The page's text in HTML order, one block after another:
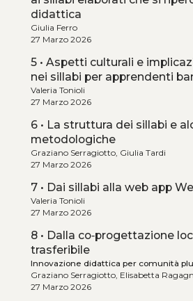
didattica
Giulia Ferro
27 Marzo 2026
5 • Aspetti culturali e
nei sillabi per apprendenti
Valeria Tonioli
27 Marzo 2026
6 • La struttura dei sillabi e
metodologiche
Graziano Serragiotto, Giulia Tardi
27 Marzo 2026
7 • Dai sillabi alla web app
Valeria Tonioli
27 Marzo 2026
8 • Dalla co‑progettazione
trasferibile
Innovazione didattica per comunità
Graziano Serragiotto, Elisabetta
27 Marzo 2026